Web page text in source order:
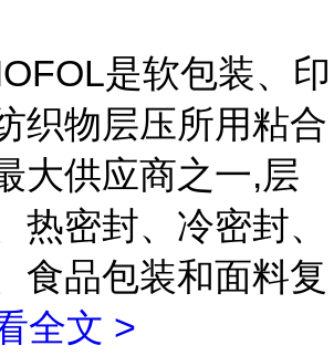
是软包装、印
织物层压所用粘合
大供应商之一,层
热密封、冷密封、
食品包装和面料复
全文 >